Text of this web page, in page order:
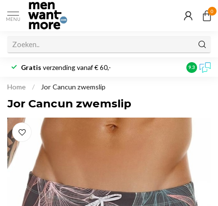
MENU
0
Gratis verzending vanaf € 60,- 9.3
Home / Jor Cancun zwemslip
Jor Cancun zwemslip